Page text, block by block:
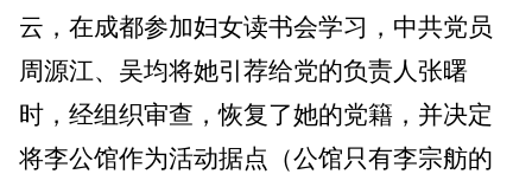
云，在成都参加妇女读书会学习，中共党员
周源江、吴均将她引荐给党的负责人张曙
时，经组织审查，恢复了她的党籍，并决定
将李公馆作为活动据点（公馆只有李宗舫的